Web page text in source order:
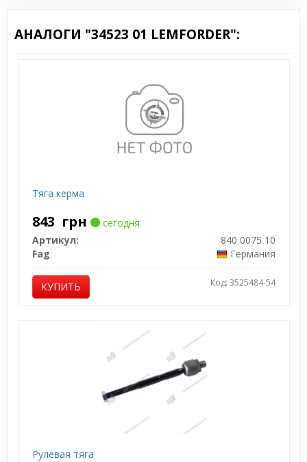
АНАЛОГИ "34523 01 LEMFORDER":
Тяга керма
843 грн
сегодня
Артикул:
840 0075 10
Fag
Германия
КУПИТЬ Код: 3525484-54
Рулевая тяга